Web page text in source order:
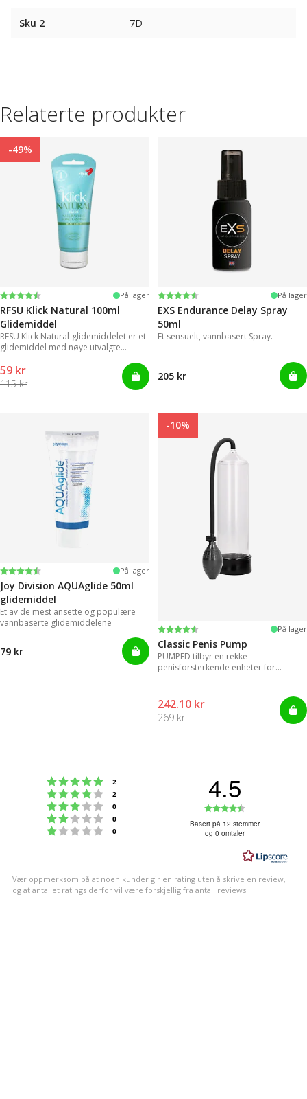
Sku 2 7D
Relaterte produkter
-49%
Karakter:
4.4 av 5 mulige På lager
RFSU Klick Natural 100ml
Glidemiddel
RFSU Klick Natural-glidemiddelet er et
glidemiddel med nøye utvalgte
59 kr
115 kr
Karakter:
4.2 av 5 mulige På lager
EXS Endurance Delay Spray
50ml
Et sensuelt, vannbasert Spray.
205 kr
Karakter:
4.2 av 5 mulige På lager
Joy Division AQUAglide 50ml
glidemiddel
Et av de mest ansette og populære
vannbaserte glidemiddelene
79 kr
-10%
Karakter:
4.3 av 5 mulige På lager
Classic Penis Pump
PUMPED tilbyr en rekke
penisforsterkende enheter for
242.10 kr
269 kr
Karakter: 5 av 5 mulige
2
Karakter: 4 av 5 mulige
2
Karakter: 3 av 5 mulige
0
Karakter: 2 av 5 mulige
0
Karakter: 1 av 5 mulige
0
4.5
4.5
5
mulige
Basert på 12 stemmer
og 0 omtaler
Vær oppmerksom på at noen kunder gir en rating uten å skrive en review,
og at antallet ratings derfor vil være forskjellig fra antall reviews.